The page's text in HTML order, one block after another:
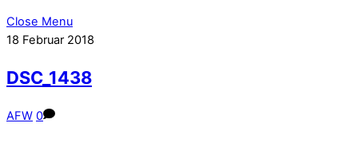
Close Menu
18 Februar 2018
DSC_1438
AFW 0